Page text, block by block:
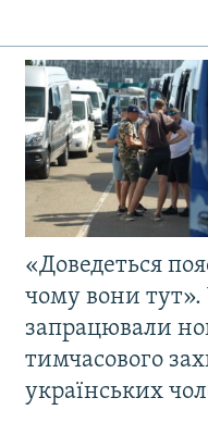
«Доведеться
чому вони
запрацювали
тимчасового
українських